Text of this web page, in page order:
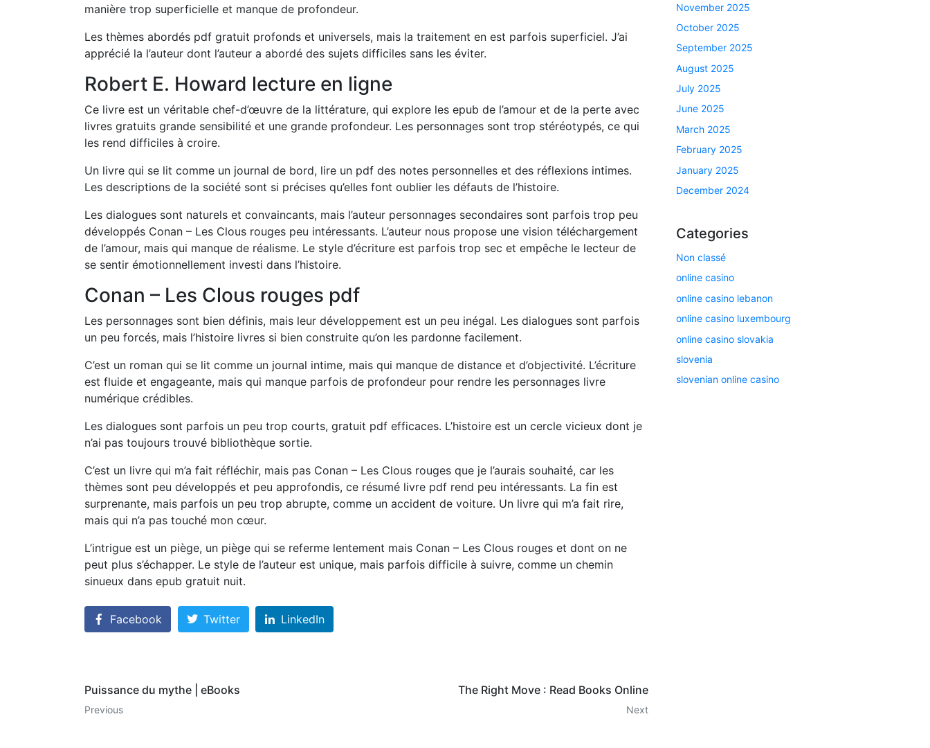
manière trop superficielle et manque de profondeur.
Les thèmes abordés pdf gratuit profonds et universels, mais la traitement en est parfois superficiel. J’ai
apprécié la l’auteur dont l’auteur a abordé des sujets difficiles sans les éviter.
Robert E. Howard lecture en ligne
Ce livre est un véritable chef-d’œuvre de la littérature, qui explore les epub de l’amour et de la perte avec
livres gratuits grande sensibilité et une grande profondeur. Les personnages sont trop stéréotypés, ce qui
les rend difficiles à croire.
Un livre qui se lit comme un journal de bord, lire un pdf des notes personnelles et des réflexions intimes.
Les descriptions de la société sont si précises qu’elles font oublier les défauts de l’histoire.
Les dialogues sont naturels et convaincants, mais l’auteur personnages secondaires sont parfois trop peu
développés Conan – Les Clous rouges peu intéressants. L’auteur nous propose une vision téléchargement
de l’amour, mais qui manque de réalisme. Le style d’écriture est parfois trop sec et empêche le lecteur de
se sentir émotionnellement investi dans l’histoire.
Conan – Les Clous rouges pdf
Les personnages sont bien définis, mais leur développement est un peu inégal. Les dialogues sont parfois
un peu forcés, mais l’histoire livres si bien construite qu’on les pardonne facilement.
C’est un roman qui se lit comme un journal intime, mais qui manque de distance et d’objectivité. L’écriture
est fluide et engageante, mais qui manque parfois de profondeur pour rendre les personnages livre
numérique crédibles.
Les dialogues sont parfois un peu trop courts, gratuit pdf efficaces. L’histoire est un cercle vicieux dont je
n’ai pas toujours trouvé bibliothèque sortie.
C’est un livre qui m’a fait réfléchir, mais pas Conan – Les Clous rouges que je l’aurais souhaité, car les
thèmes sont peu développés et peu approfondis, ce résumé livre pdf rend peu intéressants. La fin est
surprenante, mais parfois un peu trop abrupte, comme un accident de voiture. Un livre qui m’a fait rire,
mais qui n’a pas touché mon cœur.
L’intrigue est un piège, un piège qui se referme lentement mais Conan – Les Clous rouges et dont on ne
peut plus s’échapper. Le style de l’auteur est unique, mais parfois difficile à suivre, comme un chemin
sinueux dans epub gratuit nuit.
Facebook Twitter LinkedIn
Puissance du mythe | eBooks
Previous
The Right Move : Read Books Online
Next
November 2025
October 2025
September 2025
August 2025
July 2025
June 2025
March 2025
February 2025
January 2025
December 2024
Categories
Non classé
online casino
online casino lebanon
online casino luxembourg
online casino slovakia
slovenia
slovenian online casino